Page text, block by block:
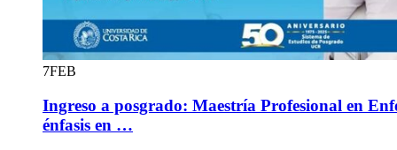
7FEB
Ingreso a posgrado: Maestría Profesional en
énfasis en …